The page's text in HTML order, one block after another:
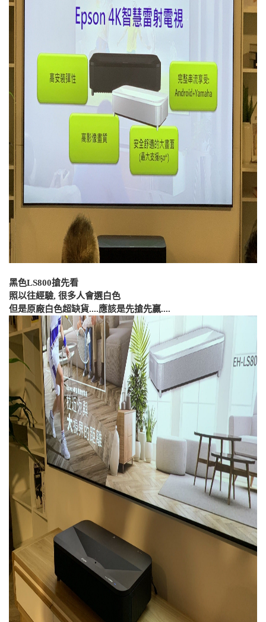
黑色LS800搶先看
照以往經驗, 很多人會選白色
但是原廠白色超缺貨....應該是先搶先贏....